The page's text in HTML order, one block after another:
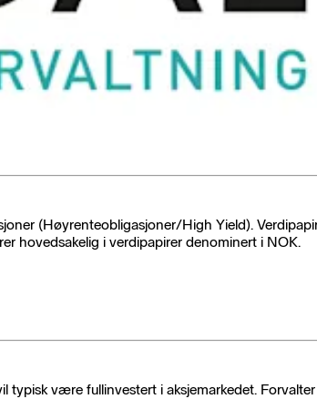
(Høyrenteobligasjoner/High Yield).
hovedsakelig i verdipapirer denominert i NOK.
være fullinvestert i aksjemarkedet.